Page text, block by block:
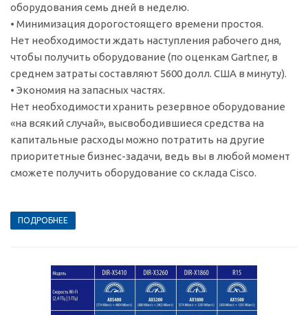
оборудования семь дней в неделю.
• Минимизация дорогостоящего времени простоя.
Нет необходимости ждать наступления рабочего дня,
чтобы получить оборудование (по оценкам Gartner, в
среднем затраты составляют 5600 долл. США в минуту).
• Экономия на запасных частях.
Нет необходимости хранить резервное оборудование
«на всякий случай», высвободившиеся средства на
капитальные расходы можно потратить на другие
приоритетные бизнес-задачи, ведь вы в любой момент
сможете получить оборудование со склада Cisco.
ПОДРОБНЕЕ